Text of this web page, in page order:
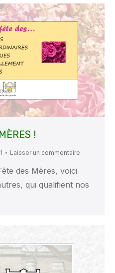
!
Laisser un commentaire
des Mères, voici
qui qualifient nos